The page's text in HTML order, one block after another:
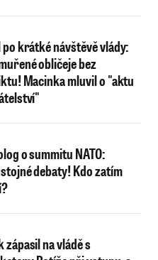
po krátké návštěvě vlády:
obličeje bez
Macinka mluvil o "aktu
o summitu NATO:
debaty! Kdo zatím
zápasil na vládě s